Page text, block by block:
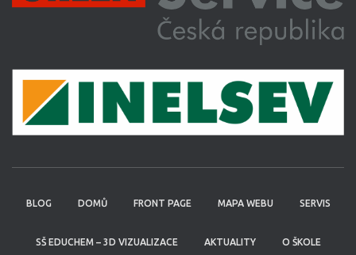
BLOG DOMŮ FRONT PAGE MAPA WEBU SERVIS
SŠ EDUCHEM – 3D VIZUALIZACE AKTUALITY O ŠKOLE